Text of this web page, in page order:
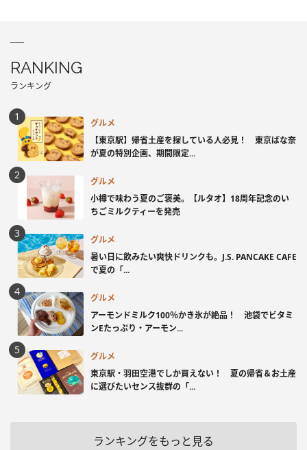
RANKING
ランキング
グルメ
【東京駅】帰省土産を探している人必見！ 東京ばな奈
が夏の特別企画、期間限定...
グルメ
小樽で味わう夏のご褒美。【ルタオ】18周年記念のい
ちごミルクティーを発売
グルメ
暑い日に飲みたい爽快ドリンクも。J.S. PANCAKE CAFE
で夏の「...
グルメ
アーモンドミルク100％かき氷が絶品！ 池袋でビタミ
ンEたっぷり・アーモン...
グルメ
東京駅・羽田空港でしか買えない！ 夏の帰省＆お土産
に選びたいセンス抜群の「...
ランキングをもっと見る